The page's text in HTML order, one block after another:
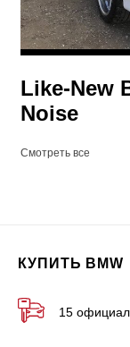
Like-New
Noise
Смотреть все
КУПИТЬ BMW
15